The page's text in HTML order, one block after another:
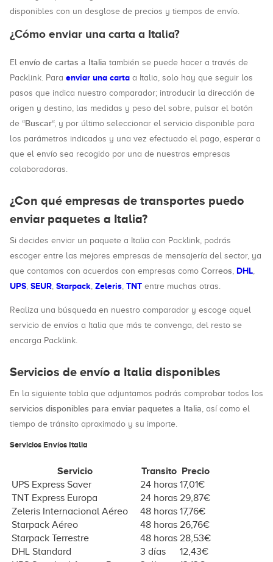
disponibles con un desglose de precios y tiempos de envío.
¿Cómo enviar una carta a Italia?
El envío de cartas a Italia también se puede hacer a través de
Packlink. Para enviar una carta a Italia, solo hay que seguir los
pasos que indica nuestro comparador; introducir la dirección de
origen y destino, las medidas y peso del sobre, pulsar el botón
de “Buscar“, y por último seleccionar el servicio disponible para
los parámetros indicados y una vez efectuado el pago, esperar a
que el envío sea recogido por una de nuestras empresas
colaboradoras.
¿Con qué empresas de transportes puedo
enviar paquetes a Italia?
Si decides enviar un paquete a Italia con Packlink, podrás
escoger entre las mejores empresas de mensajería del sector, ya
que contamos con acuerdos con empresas como Correos, DHL,
UPS, SEUR, Starpack, Zeleris, TNT entre muchas otras.
Realiza una búsqueda en nuestro comparador y escoge aquel
servicio de envíos a Italia que más te convenga, del resto se
encarga Packlink.
Servicios de envío a Italia disponibles
En la siguiente tabla que adjuntamos podrás comprobar todos los
servicios disponibles para enviar paquetes a Italia, así como el
tiempo de tránsito aproximado y su importe.
Servicios Envíos Italia
Servicio Transito Precio
UPS Express Saver
24 horas 17,01€
TNT Express Europa
24 horas 29,87€
Zeleris Internacional Aéreo
48 horas 17,76€
Starpack Aéreo
48 horas 26,76€
Starpack Terrestre
48 horas 28,53€
DHL Standard
3 días
12,43€